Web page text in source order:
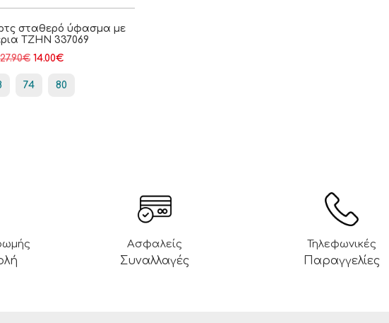
σταθερό ύφασμα με
ΤΖΗΝ 337069
27.90€ 14.00€
74 80
Ασφαλείς
Συναλλαγές
Τηλεφωνικές
Παραγγελίες